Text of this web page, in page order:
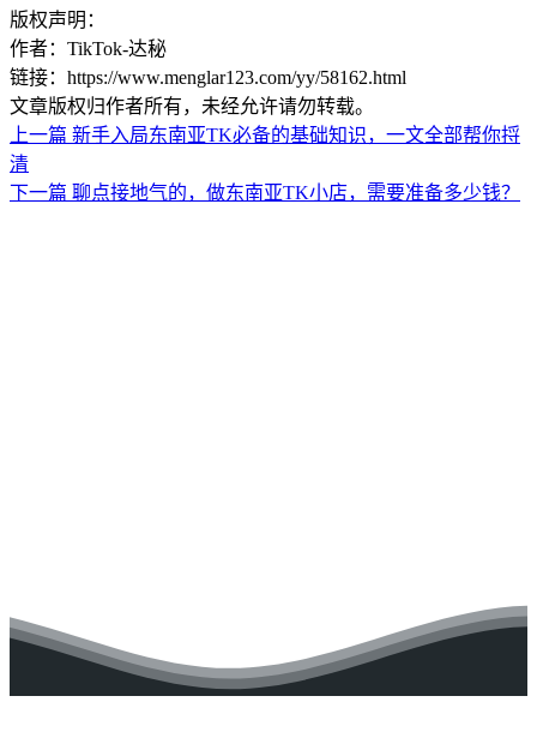
版权声明：
作者：TikTok-达秘
链接：https://www.menglar123.com/yy/58162.html
文章版权归作者所有，未经允许请勿转载。
上一篇 新手入局东南亚TK必备的基础知识，一文全部帮你捋
清
下一篇 聊点接地气的，做东南亚TK小店，需要准备多少钱？